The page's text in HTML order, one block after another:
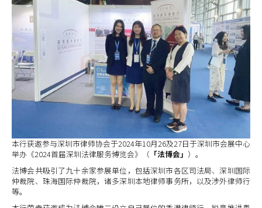
本行获邀参与深圳市律师协会于2024年10月26及27日于深圳市会展中心
举办《2024首届深圳法律服务博览会》（ 「法博会」 ）。
法博会共吸引了九十余家参展单位，包括深圳市各区司法局、深圳国际
仲裁院、珠海国际仲裁院，诸多深圳本地律师事务所，以及涉外律师行
等。